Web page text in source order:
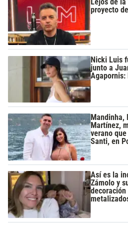
proyecto
Nicki Luis
junto a
Mandinha,
Martínez,
verano
Santi, en
Así es la
Zámolo y